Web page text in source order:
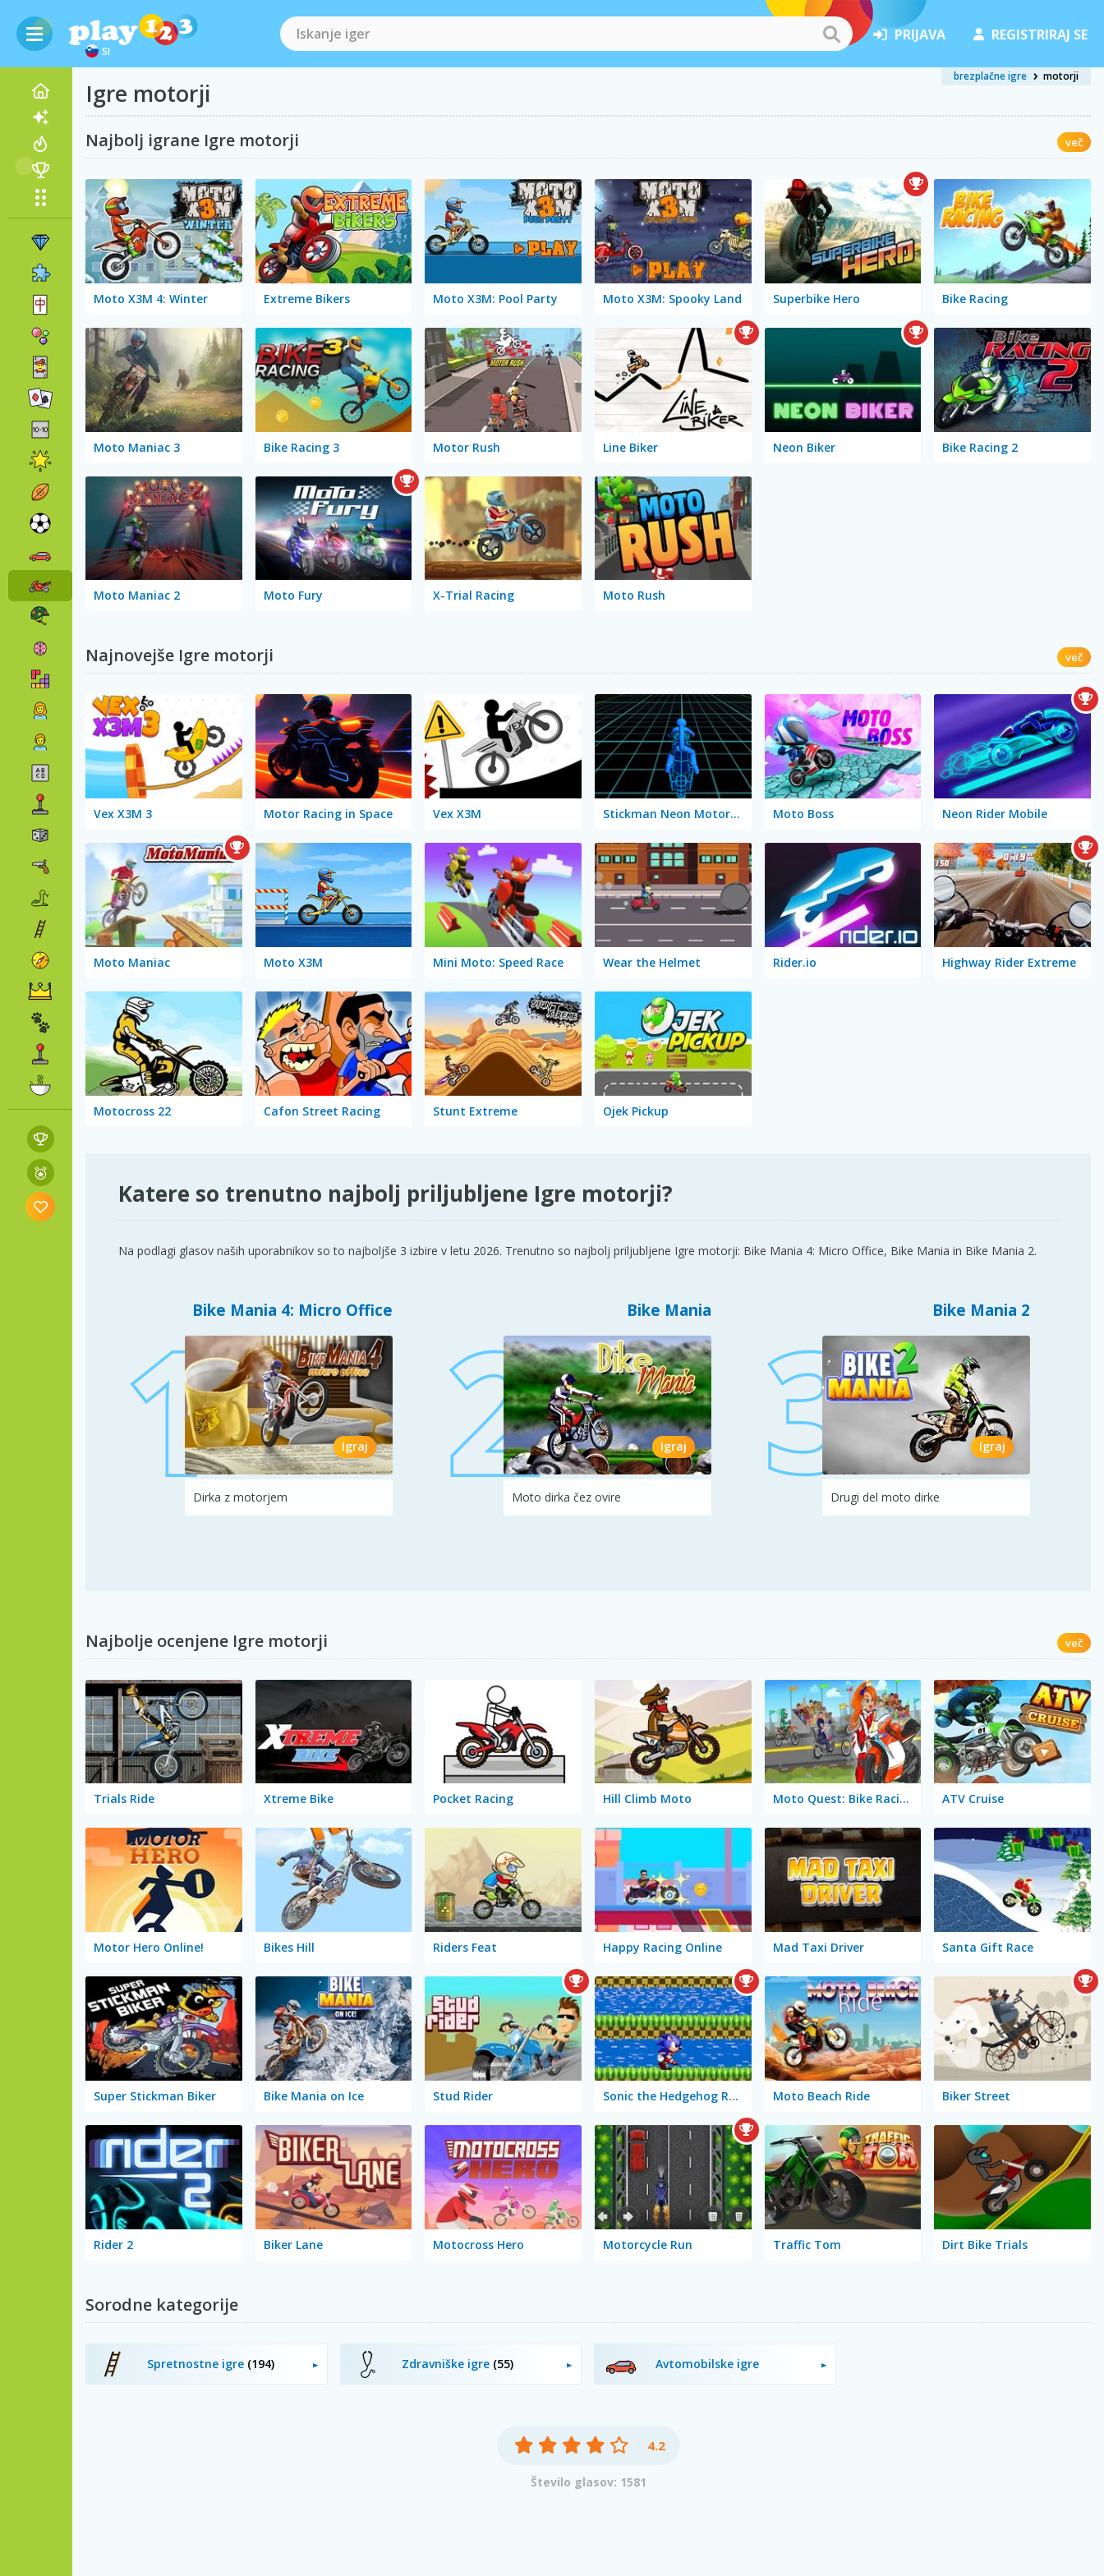
SI
PRIJAVA REGISTRIRAJ SE
Igre motorji
brezplačne igre motorji
Najbolj igrane Igre motorji več
Moto X3M 4: Winter Extreme Bikers Moto X3M: Pool Party Moto X3M: Spooky Land Superbike Hero Bike Racing
Moto Maniac 3 Bike Racing 3 Motor Rush Line Biker Neon Biker Bike Racing 2
Moto Maniac 2 Moto Fury X-Trial Racing Moto Rush
Najnovejše Igre motorji več
Vex X3M 3 Motor Racing in Space Vex X3M Stickman Neon Motorcycle Moto Boss Neon Rider Mobile
Moto Maniac Moto X3M Mini Moto: Speed Race Wear the Helmet Rider.io Highway Rider Extreme
Motocross 22 Cafon Street Racing Stunt Extreme Ojek Pickup
Katere so trenutno najbolj priljubljene Igre motorji?
Na podlagi glasov naših uporabnikov so to najboljše 3 izbire v letu 2026. Trenutno so najbolj priljubljene Igre motorji: Bike Mania 4: Micro Office, Bike Mania in Bike Mania 2.
Bike Mania 4: Micro Office
Igraj
Dirka z motorjem
Bike Mania
Igraj
Moto dirka čez ovire
Bike Mania 2
Igraj
Drugi del moto dirke
Najbolje ocenjene Igre motorji več
Trials Ride Xtreme Bike Pocket Racing Hill Climb Moto Moto Quest: Bike Racing ATV Cruise
Motor Hero Online! Bikes Hill Riders Feat Happy Racing Online Mad Taxi Driver Santa Gift Race
Super Stickman Biker Bike Mania on Ice Stud Rider Sonic the Hedgehog Runner Moto Beach Ride Biker Street
Rider 2 Biker Lane Motocross Hero Motorcycle Run Traffic Tom Dirt Bike Trials
Sorodne kategorije
Spretnostne igre (194) Zdravniške igre (55) Avtomobilske igre
4.2
Število glasov: 1581